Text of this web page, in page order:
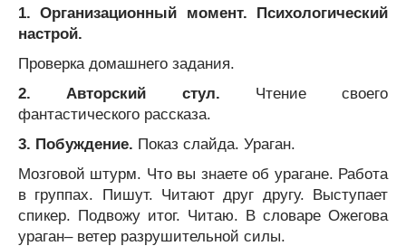
1. Организационный момент. Психологический
настрой.
Проверка домашнего задания.
2. Авторский стул. Чтение своего
фантастического рассказа.
3. Побуждение. Показ слайда. Ураган.
Мозговой штурм. Что вы знаете об урагане. Работа
в группах. Пишут. Читают друг другу. Выступает
спикер. Подвожу итог. Читаю. В словаре Ожегова
ураган– ветер разрушительной силы.